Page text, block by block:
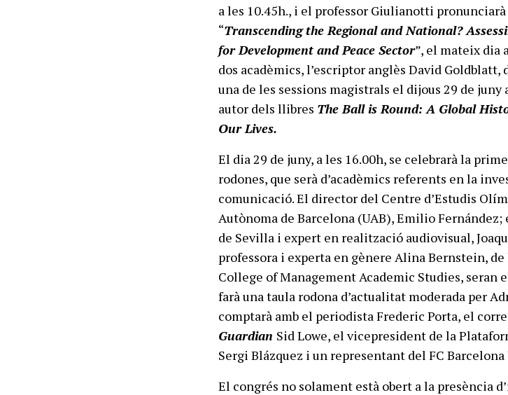
a les 10.45h., i el professor Giulianotti
“Transcending the Regional and National?
for Development and Peace Sector”, el mateix dia
dos acadèmics, l’escriptor anglès David Goldblatt,
una de les sessions magistrals el dijous 29 de juny
autor dels llibres The Ball is Round: A Global
Our Lives.
El dia 29 de juny, a les 16.00h, se celebrarà la
rodones, que serà d’acadèmics referents en la
comunicació. El director del Centre d’Estudis
Autònoma de Barcelona (UAB), Emilio
de Sevilla i expert en realització audiovisual,
professora i experta en gènere Alina Bernstein, de
College of Management Academic Studies, seran
farà una taula rodona d’actualitat moderada per
comptarà amb el periodista Frederic Porta, el
Guardian Sid Lowe, el vicepresident de la
Sergi Blázquez i un representant del FC
El congrés no solament està obert a la presència